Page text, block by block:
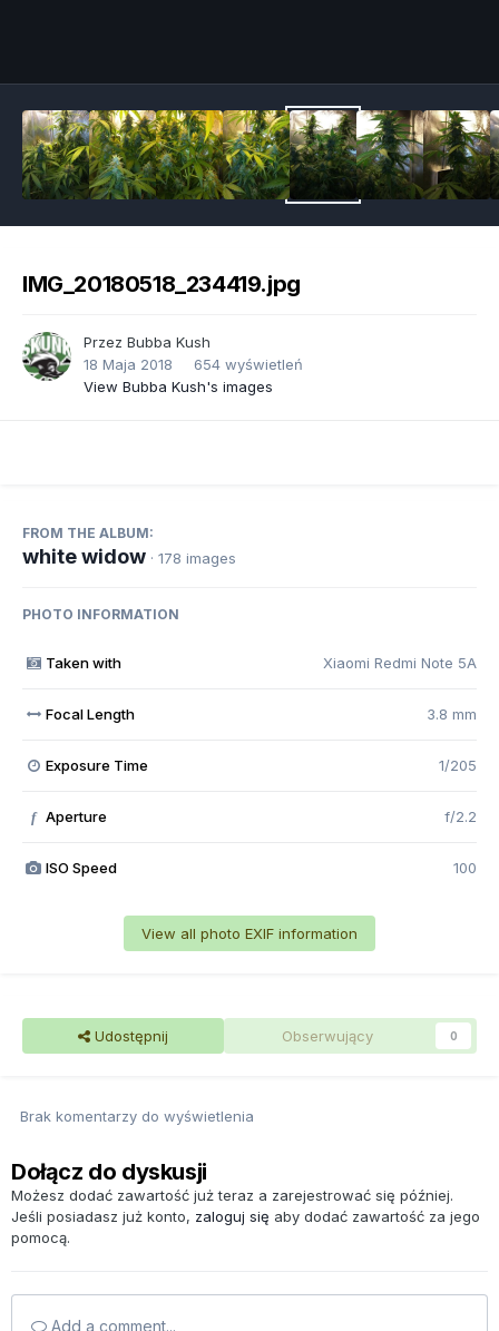
IMG_20180518_234419.jpg
Przez Bubba Kush
18 Maja 2018
654 wyświetleń
View Bubba Kush's images
FROM THE ALBUM:
white widow · 178 images
PHOTO INFORMATION
Taken with Xiaomi Redmi Note 5A
Focal Length 3.8 mm
Exposure Time 1/205
f Aperture f/2.2
ISO Speed 100
View all photo EXIF information
Udostępnij Obserwujący 0
Brak komentarzy do wyświetlenia
Dołącz do dyskusji
Możesz dodać zawartość już teraz a zarejestrować się później.
Jeśli posiadasz już konto, zaloguj się aby dodać zawartość za jego
pomocą.
Add a comment...